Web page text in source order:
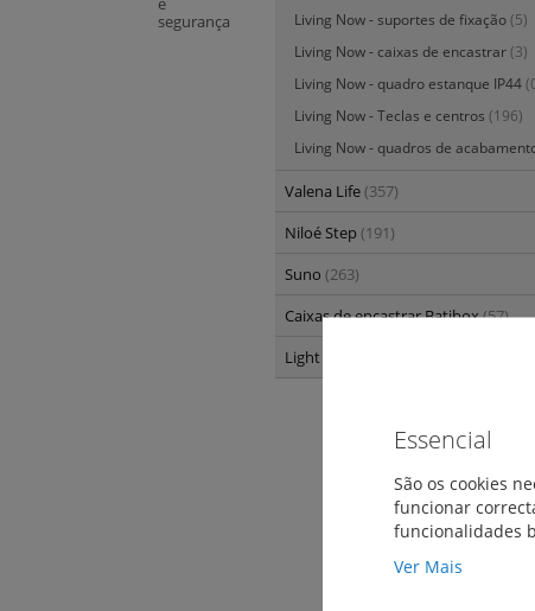
Living Now - suportes de fixação(5)
Living Now - caixas de encastrar(3)
Living Now - quadro estanque IP44
Living Now - Teclas e centros (196)
Living Now - quadros de
Valena Life(357)
Niloé Step(191)
Suno (263)
Caixas de encastrar Batibox(57)
Light Now
Essencial
São os cookies
funcionar
funcionalidades
Ver Mais